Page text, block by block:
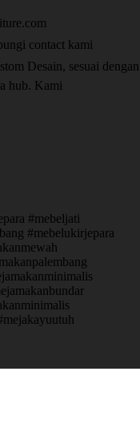
contact kami
Desain, sesuai dengan
hub. Kami
#mebeljati
#mebelukirjepara